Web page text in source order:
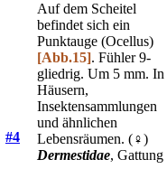
#4
Auf dem Scheitel
befindet sich ein
Punktauge (Ocellus)
[Abb.15]. Fühler 9-
gliedrig. Um 5 mm. In
Häusern,
Insektensammlungen
und ähnlichen
Lebensräumen. (♀)
Dermestidae, Gattung